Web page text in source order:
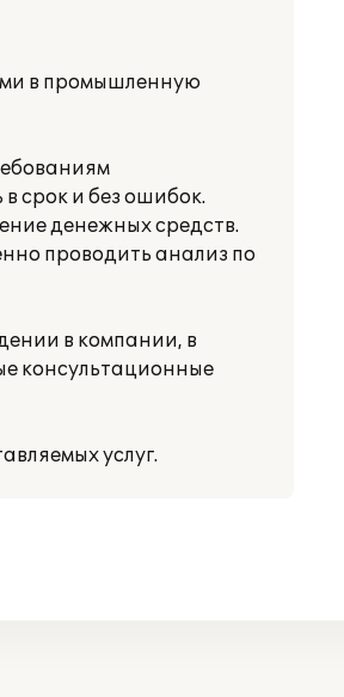
в промышленную
в срок и без ошибок.
денежных средств.
проводить анализ по
в компании, в
консультационные
услуг.